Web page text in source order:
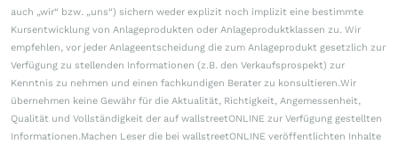
auch „wir“ bzw. „uns“) sichern weder explizit noch implizit eine bestimmte
Kursentwicklung von Anlageprodukten oder Anlageproduktklassen zu. Wir
empfehlen, vor jeder Anlageentscheidung die zum Anlageprodukt gesetzlich zur
Verfügung zu stellenden Informationen (z.B. den Verkaufsprospekt) zur
Kenntnis zu nehmen und einen fachkundigen Berater zu konsultieren.Wir
übernehmen keine Gewähr für die Aktualität, Richtigkeit, Angemessenheit,
Qualität und Vollständigkeit der auf wallstreetONLINE zur Verfügung gestellten
Informationen.Machen Leser die bei wallstreetONLINE veröffentlichten Inhalte